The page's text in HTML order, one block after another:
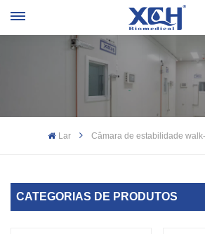
Lar Câmara de estabilidade
CATEGORIAS DE PRODUTOS